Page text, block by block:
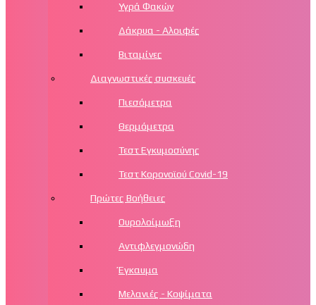
Υγρά Φακών
Δάκρυα - Αλοιφές
Βιταμίνες
Διαγνωστικές συσκευές
Πιεσόμετρα
Θερμόμετρα
Τεστ Εγκυμοσύνης
Τεστ Κορονοϊού Covid-19
Πρώτες Βοήθειες
Ουρολοίμωξη
Αντιφλεγμονώδη
Έγκαυμα
Μελανιές - Κοψίματα